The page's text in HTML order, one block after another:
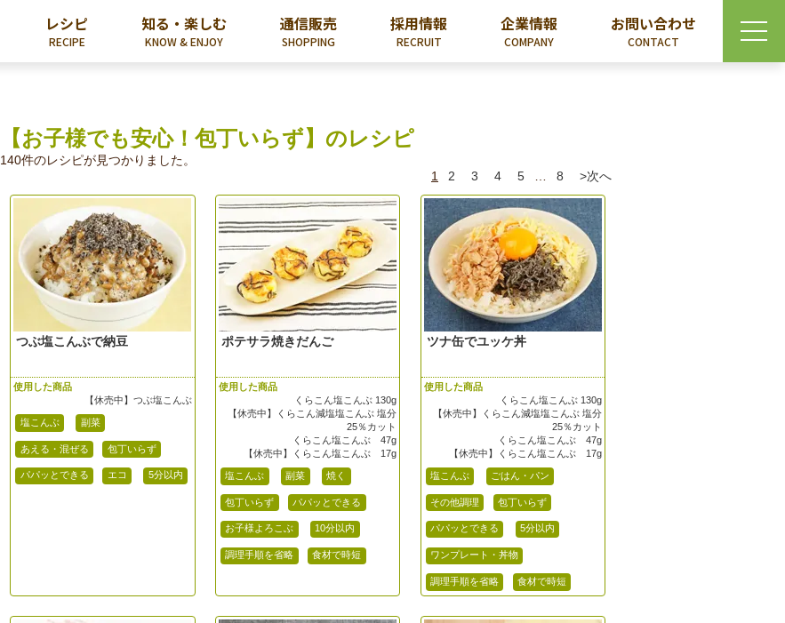
レシピ
RECIPE
知る・楽しむ
KNOW & ENJOY
通信販売
SHOPPING
採用情報
RECRUIT
企業情報
COMPANY
お問い合わせ
CONTACT
【お子様でも安心！包丁いらず】のレシピ
140件のレシピが見つかりました。
1
2 3 4 5 8 >次へ
つぶ塩こんぶで納豆
使用した商品
【休売中】つぶ塩こんぶ
塩こんぶ 副菜
あえる・混ぜる 包丁いらず
パパッとできる エコ 5分以内
ポテサラ焼きだんご
使用した商品
くらこん塩こんぶ 130g
【休売中】くらこん減塩塩こんぶ 塩分
25％カット
くらこん塩こんぶ 47g
【休売中】くらこん塩こんぶ 17g
塩こんぶ 副菜 焼く
包丁いらず パパッとできる
お子様よろこぶ 10分以内
調理手順を省略 食材で時短
ツナ缶でユッケ丼
使用した商品
くらこん塩こんぶ 130g
【休売中】くらこん減塩塩こんぶ 塩分
25％カット
くらこん塩こんぶ 47g
【休売中】くらこん塩こんぶ 17g
塩こんぶ ごはん・パン
その他調理 包丁いらず
パパッとできる 5分以内
ワンプレート・丼物
調理手順を省略 食材で時短